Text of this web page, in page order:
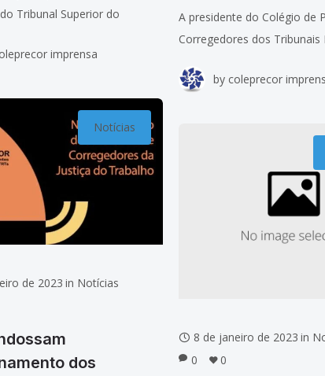
Tribunal Superior do
(CSJT), ministro Lélio
imprensa
A presidente do Colégio de
Corregedores dos Tribunais
Ana Carolina Zaina (TRT-PR),
acompanharam, nesta
by coleprecor
Notícias
de 2023 in Notícias
dos
8 de janeiro de 2023 in
0
0